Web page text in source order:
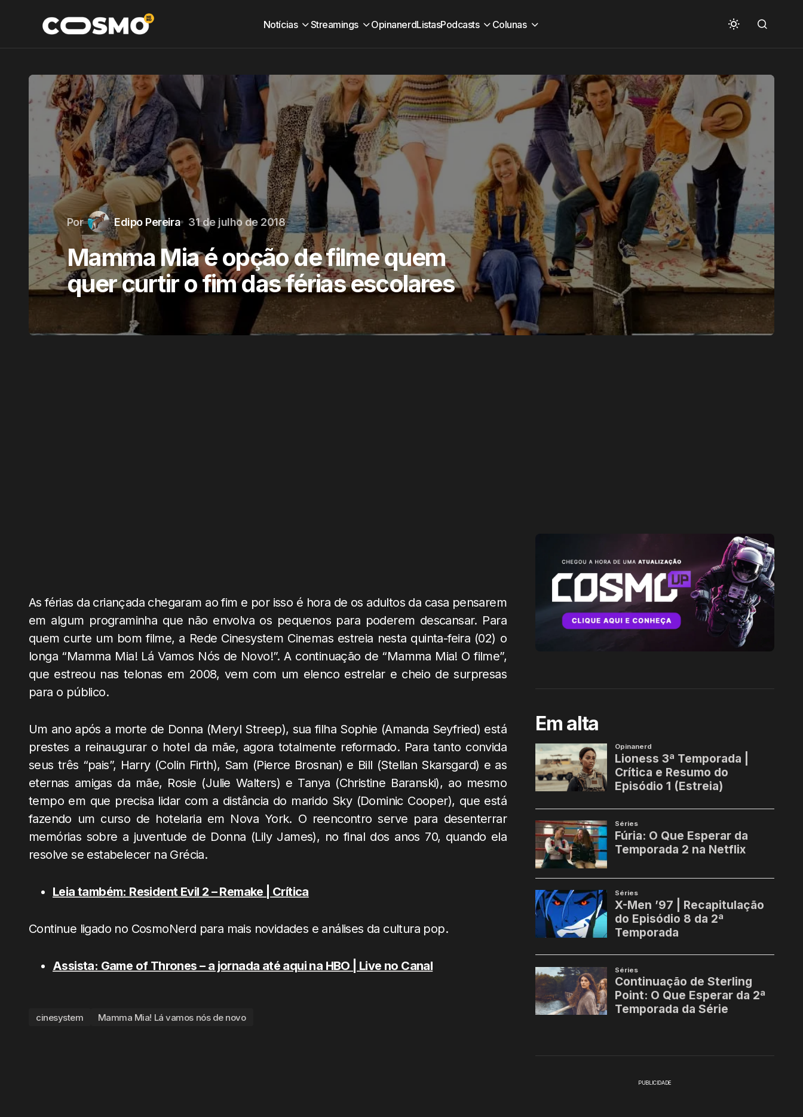
Notícias Streamings OpinanerdListasPodcasts Colunas
Por Edipo Pereira 31 de julho de 2018
Mamma Mia é opção de filme quem
quer curtir o fim das férias escolares
As férias da criançada chegaram ao fim e por isso é hora de os adultos da casa pensarem
em algum programinha que não envolva os pequenos para poderem descansar. Para
quem curte um bom filme, a Rede Cinesystem Cinemas estreia nesta quinta-feira (02) o
longa “Mamma Mia! Lá Vamos Nós de Novo!”. A continuação de “Mamma Mia! O filme”,
que estreou nas telonas em 2008, vem com um elenco estrelar e cheio de surpresas
para o público.
Um ano após a morte de Donna (Meryl Streep), sua filha Sophie (Amanda Seyfried) está
prestes a reinaugurar o hotel da mãe, agora totalmente reformado. Para tanto convida
seus três “pais”, Harry (Colin Firth), Sam (Pierce Brosnan) e Bill (Stellan Skarsgard) e as
eternas amigas da mãe, Rosie (Julie Walters) e Tanya (Christine Baranski), ao mesmo
tempo em que precisa lidar com a distância do marido Sky (Dominic Cooper), que está
fazendo um curso de hotelaria em Nova York. O reencontro serve para desenterrar
memórias sobre a juventude de Donna (Lily James), no final dos anos 70, quando ela
resolve se estabelecer na Grécia.
Leia também: Resident Evil 2 – Remake | Crítica
Continue ligado no CosmoNerd para mais novidades e análises da cultura pop.
Assista: Game of Thrones – a jornada até aqui na HBO | Live no Canal
cinesystem Mamma Mia! Lá vamos nós de novo
Em alta
PUBLICIDADE